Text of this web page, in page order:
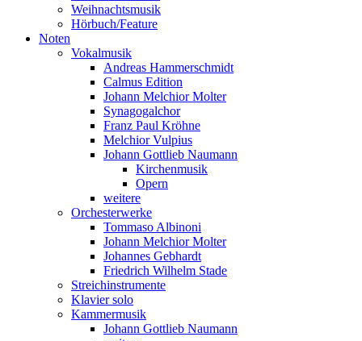
Weihnachtsmusik
Hörbuch/Feature
Noten
Vokalmusik
Andreas Hammerschmidt
Calmus Edition
Johann Melchior Molter
Synagogalchor
Franz Paul Kröhne
Melchior Vulpius
Johann Gottlieb Naumann
Kirchenmusik
Opern
weitere
Orchesterwerke
Tommaso Albinoni
Johann Melchior Molter
Johannes Gebhardt
Friedrich Wilhelm Stade
Streichinstrumente
Klavier solo
Kammermusik
Johann Gottlieb Naumann